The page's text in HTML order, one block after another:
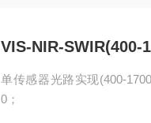
VIS-NIR-SWIR(400-
单传感器光路实现(400-
0；